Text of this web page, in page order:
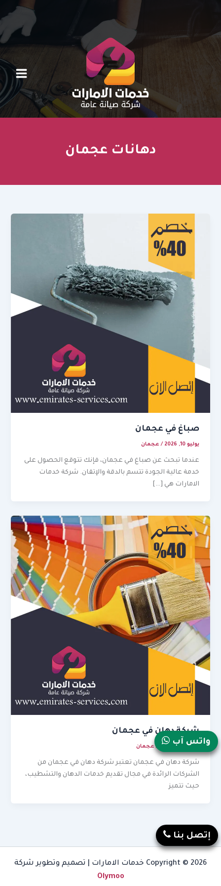
دهانات عجمان
صباغ في عجمان
يوليو 10, 2026 / عجمان
عندما تبحث عن صباغ في عجمان، فإنك تتوقع الحصول على
خدمة عالية الجودة تتسم بالدقة والإتقان. شركة خدمات
الامارات هي […]
شركة دهان في عجمان
نوفمبر 23, 2025 /عجمان
شركة دهان في عجمان تعتبر شركة دهان في عجمان من
الشركات الرائدة في مجال تقديم خدمات الدهان والتشطيب،
حيث تتميز
Copyright © 2026 خدمات الامارات | تصميم وتطوير شركة
Olymoo
واتس آب
إتصل بنا